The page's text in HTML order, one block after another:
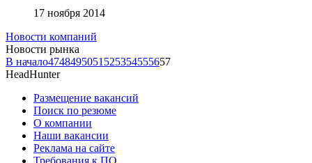
17 ноября 2014
Новости компаний
Новости рынка
В начало4748495051 525354555657
HeadHunter
Размещение вакансий
Поиск по резюме
О компании
Наши вакансии
Реклама на сайте